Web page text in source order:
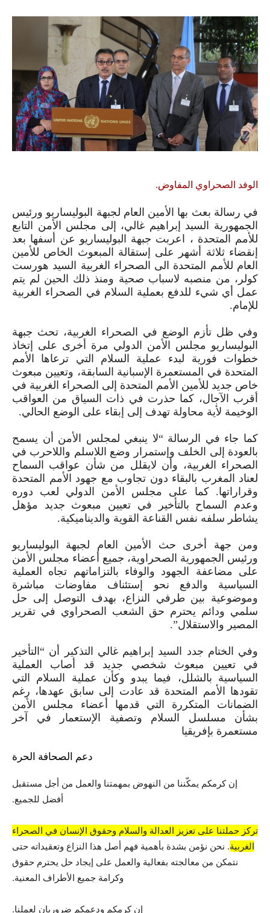
الوفد الصحراوي المفاوض.
في رسالة بعث بها الأمين العام لجبهة البوليساريو ورئيس
الجمهورية السيد إبراهيم غالي، إلى مجلس الأمن التابع
للأمم المتحدة ، اعربت جبهة البوليساريو عن أسفها بعد
إنقضاء ثلاثة أشهر على إستقالة المبعوث الخاص للأمين
العام للأمم المتحدة الى الصحراء الغربية السيد هورست
كولر، من منصبه لاسباب صحية ومنذ ذلك الحين لم يتم
عمل أي شيء للدفع بعملية السلام في الصحراء الغربية
للإمام.
وفي ظل تأزم الوضع في الصحراء الغربية، تحث جبهة
البوليساريو مجلس الأمن الدولي مرة أخرى على إتخاذ
خطوات فورية لبدء عملية السلام التي ترعاها الأمم
المتحدة في المستعمرة الإسبانية السابقة، وتعيين مبعوث
خاص جديد للأمين الأمم المتحدة إلى الصحراء الغربية في
أقرب الآجال، كما حذرت في ذات السياق من العواقب
الوخيمة لأية محاولة تهدف إلى إبقاء على الوضع الحالي.
كما جاء في الرسالة “لا ينبغي لمجلس الأمن أن يسمح
بالعودة إلى الخلف وإستمرار وضع اللاسلم واللاحرب في
الصحراء الغربية، وأن لايقلل من شأن عواقب السماح
لعناد المغرب بالبقاء دون تجاوب مع جهود الأمم المتحدة
وقراراتها. كما على مجلس الأمن الدولي لعب دوره
وعدم السماح بالتأخير في تعيين مبعوث جديد مؤهل
يشاطر سلفه نفس القناعة القوية والديناميكية.
ومن جهة أخرى حث الأمين العام لجبهة البوليساريو
ورئيس الجمهورية الصحراوية، جميع أعضاء مجلس الأمن
على مضاعفة الجهود والوفاء بالتزاماتهم تجاه العملية
السياسية والدفع نحو إستئناف مفاوضات مباشرة
وموضوعية بين طرفي النزاع، بهدف التوصل إلى حل
سلمي ودائم يحترم حق الشعب الصحراوي في تقرير
المصير والاستقلال”.
وفي الختام جدد السيد إبراهيم غالي التذكير أن “التأخير
في تعيين مبعوث شخصي جديد قد أصاب العملية
السياسية بالشلل، فيما يبدو وكأن عملية السلام التي
تقودها الأمم المتحدة قد عادت إلى سابق عهدها، رغم
الضمانات المتكررة التي قدمها أعضاء مجلس الأمن
بشأن مسلسل السلام وتصفية الإستعمار في آخر
مستعمرة بإفريقيا
دعم الصحافة الحرة
إن كرمكم يمكّننا من النهوض بمهمتنا والعمل من أجل مستقبل
أفضل للجميع.
تركز حملتنا على تعزيز العدالة والسلام وحقوق الإنسان في الصحراء
الغربية. نحن نؤمن بشدة بأهمية فهم أصل هذا النزاع وتعقيداته حتى
نتمكن من معالجته بفعالية والعمل على إيجاد حل يحترم حقوق
وكرامة جميع الأطراف المعنية.
إن كرمكم ودعمكم ضروريان لعملنا.